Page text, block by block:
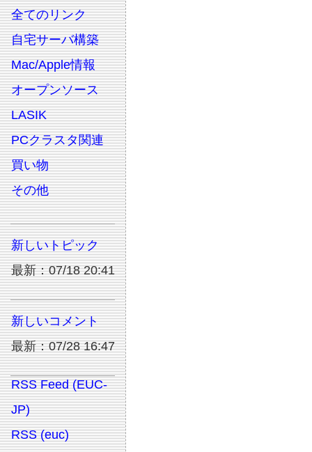
全てのリンク
自宅サーバ構築
Mac/Apple情報
オープンソース
LASIK
PCクラスタ関連
買い物
その他
新しいトピック
最新：07/18 20:41
新しいコメント
最新：07/28 16:47
RSS Feed (EUC-
JP)
RSS (euc)